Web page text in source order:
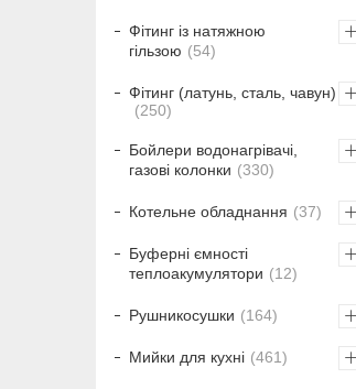
Фітинг із натяжною
гільзою
54
Фітинг (латунь, сталь, чавун)
250
Бойлери водонагрівачі,
газові колонки
330
Котельне обладнання 37
Буферні ємності
теплоакумулятори
12
Рушникосушки 164
Мийки для кухні 461